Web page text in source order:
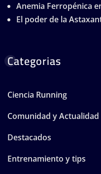
Anemia Ferropénica
El poder de la
Categorias
Ciencia Running
Comunidad y Actualidad
Destacados
Entrenamiento y tips